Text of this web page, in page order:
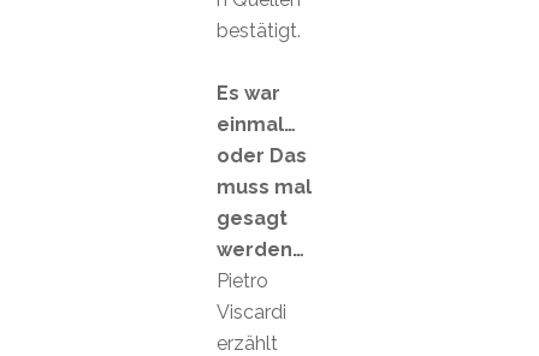
bestätigt.
Es war
einmal…
oder Das
muss mal
gesagt
werden…
Pietro
Viscardi
erzählt